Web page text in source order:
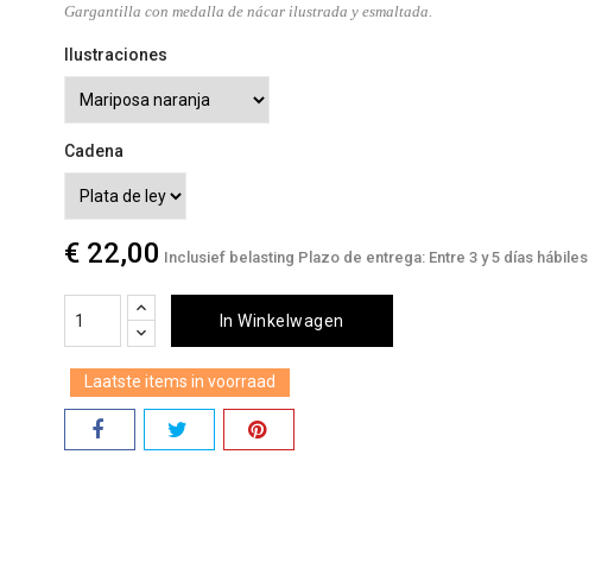
Gargantilla con medalla de nácar ilustrada y esmaltada.
Ilustraciones
Cadena
€ 22,00 Inclusief belasting Plazo de entrega: Entre 3 y 5 días hábiles
In Winkelwagen
Laatste items in voorraad